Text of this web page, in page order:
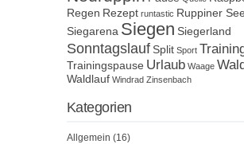
Regen Rezept runtastic Ruppiner See
Siegarena Siegen Siegerland
Sonntagslauf Split Sport
Trainingspause Urlaub Waage
Waldlauf Windrad Zinsenbach
Kategorien
Allgemein (16)